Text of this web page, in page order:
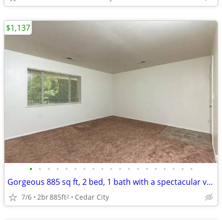
• • • • • • • • • • • • • • • • • • •
Gorgeous 885 sq ft, 2 bed, 1 bath with a spectacular view!
7/6 2br885ft2 Cedar City
$1,137